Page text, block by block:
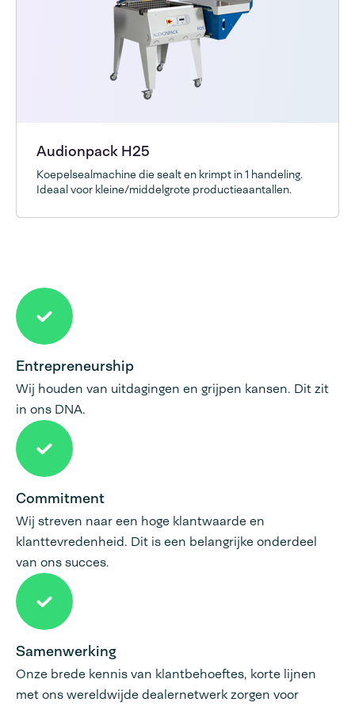
Audionpack H25
Koepelsealmachine die sealt en krimpt in 1 handeling.
Ideaal voor kleine/middelgrote productieaantallen.
Entrepreneurship
Wij houden van uitdagingen en grijpen kansen. Dit zit
in ons DNA.
Commitment
Wij streven naar een hoge klantwaarde en
klanttevredenheid. Dit is een belangrijke onderdeel
van ons succes.
Samenwerking
Onze brede kennis van klantbehoeftes, korte lijnen
met ons wereldwijde dealernetwerk zorgen voor